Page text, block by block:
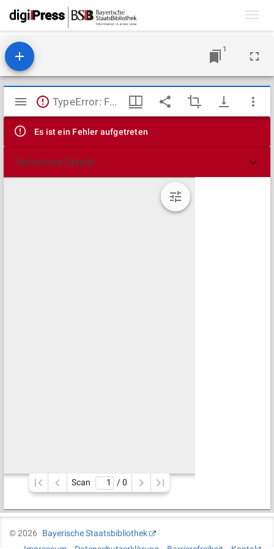
1
Mirador
Viewer
TypeError: Failed to fetch
Es ist ein Fehler aufgetreten
Technische Details
Scan / 0
©2026
Bayerische Staatsbibliothek